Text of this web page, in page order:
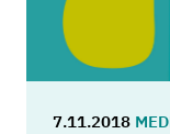
7.11.2018